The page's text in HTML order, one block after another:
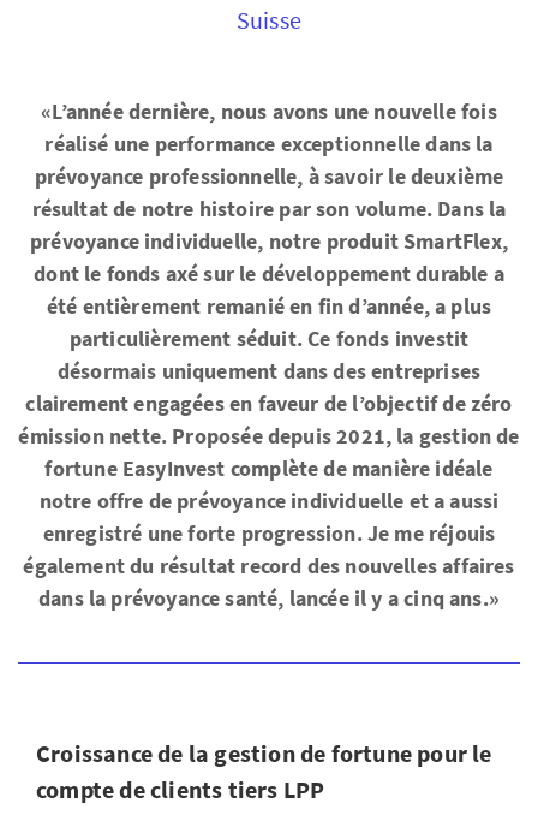
Suisse
«L’année dernière, nous avons une nouvelle fois
réalisé une performance exceptionnelle dans la
prévoyance professionnelle, à savoir le deuxième
résultat de notre histoire par son volume. Dans la
prévoyance individuelle, notre produit SmartFlex,
dont le fonds axé sur le développement durable a
été entièrement remanié en fin d’année, a plus
particulièrement séduit. Ce fonds investit
désormais uniquement dans des entreprises
clairement engagées en faveur de l’objectif de zéro
émission nette. Proposée depuis 2021, la gestion de
fortune EasyInvest complète de manière idéale
notre offre de prévoyance individuelle et a aussi
enregistré une forte progression. Je me réjouis
également du résultat record des nouvelles affaires
dans la prévoyance santé, lancée il y a cinq ans.»
Croissance de la gestion de fortune pour le
compte de clients tiers LPP